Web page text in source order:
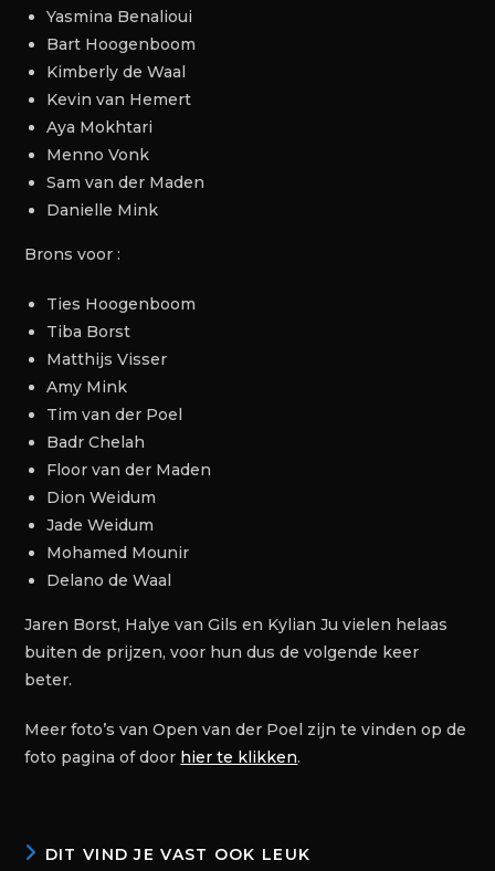
Yasmina Benalioui
Bart Hoogenboom
Kimberly de Waal
Kevin van Hemert
Aya Mokhtari
Menno Vonk
Sam van der Maden
Danielle Mink
Brons voor :
Ties Hoogenboom
Tiba Borst
Matthijs Visser
Amy Mink
Tim van der Poel
Badr Chelah
Floor van der Maden
Dion Weidum
Jade Weidum
Mohamed Mounir
Delano de Waal
Jaren Borst, Halye van Gils en Kylian Ju vielen helaas
buiten de prijzen, voor hun dus de volgende keer
beter.
Meer foto’s van Open van der Poel zijn te vinden op de
foto pagina of door hier te klikken.
DIT VIND JE VAST OOK LEUK